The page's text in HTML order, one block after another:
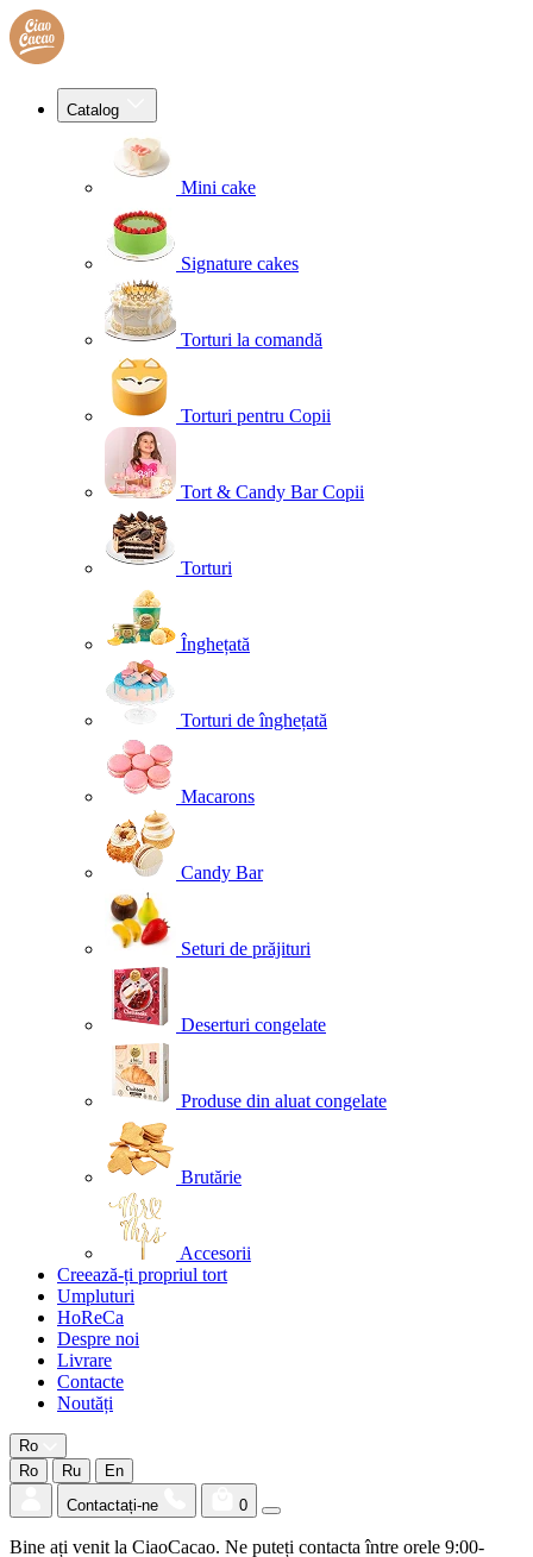
Catalog
Mini cake
Signature cakes
Torturi la comandă
Torturi pentru Copii
Tort & Candy Bar Copii
Torturi
Înghețată
Torturi de înghețată
Macarons
Candy Bar
Seturi de prăjituri
Deserturi congelate
Produse din aluat congelate
Brutărie
Accesorii
Creează-ți propriul tort
Umpluturi
HoReCa
Despre noi
Livrare
Contacte
Noutăți
Ro
Ro
Ru
En
Contactați-ne
0
Bine ați venit la CiaoCacao. Ne puteți contacta între orele 9:00-